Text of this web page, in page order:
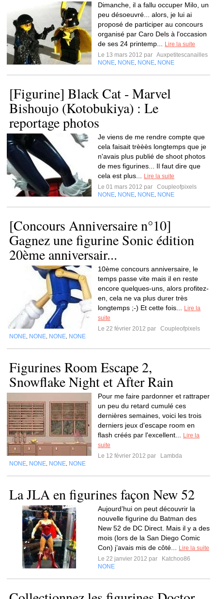
Dimanche, il a fallu occuper Milo, un
peu désoeuvré... alors, je lui ai
proposé de participer au concours
organisé par Caro Dels à l'occasion
de ses 24 printemp...
Lire la suite
Le 13 mars 2012 par Auxpetitescanailles
NONE NONE NONE NONE
[Figurine] Black Cat - Marvel
Bishoujo (Kotobukiya) : Le
reportage photos
Je viens de me rendre compte que
cela faisait trèèès longtemps que je
n'avais plus publié de shoot photos
de mes figurines... Il faut dire que
cela est plus...
Lire la suite
Le 01 mars 2012 par
Coupleofpixels
NONE NONE NONE NONE
[Concours Anniversaire n°10]
Gagnez une figurine Sonic édition
20ème anniversair...
10ème concours anniversaire, le
temps passe vite mais il en reste
encore quelques-uns, alors profitez-
en, cela ne va plus durer très
longtemps ;-) Et cette fois...
Lire la
suite
Le 22 février 2012 par
Coupleofpixels
NONE NONE NONE NONE
Figurines Room Escape 2,
Snowflake Night et After Rain
Pour me faire pardonner et rattraper
un peu du retard cumulé ces
dernières semaines, voici les trois
derniers jeux d'escape room en
flash créés par l'excellent...
Lire la
suite
Le 12 février 2012 par
Lambda
NONE NONE NONE NONE
La JLA en figurines façon New 52
Aujourd’hui on peut découvrir la
nouvelle figurine du Batman des
New 52 de DC Direct. Mais il y a des
mois (lors de la San Diego Comic
Con) j’avais mis de côté...
Lire la suite
Le 22 janvier 2012 par
Katchoo86
NONE